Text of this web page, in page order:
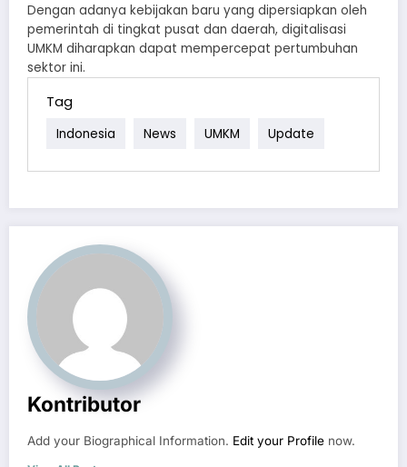
Dengan adanya kebijakan baru yang dipersiapkan oleh
pemerintah di tingkat pusat dan daerah, digitalisasi
UMKM diharapkan dapat mempercepat pertumbuhan
sektor ini.
Tag
Indonesia News UMKM Update
Kontributor
Add your Biographical Information. Edit your Profile now.